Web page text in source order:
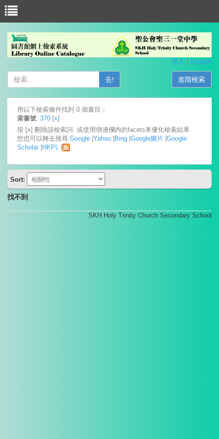
登入 English
去! 進階檢索
用以下檢索條件找到 0 個書目：
索書號: 370 [x]
按 [x] 刪除該檢索詞. 或使用側邊欄內的facets來優化檢索結果.
您也可以轉去搜尋:Google |Yahoo |Bing |Google圖片 |Google
Scholar |HKPL |
Sort:
找不到
SKH Holy Trinity Church Secondary School